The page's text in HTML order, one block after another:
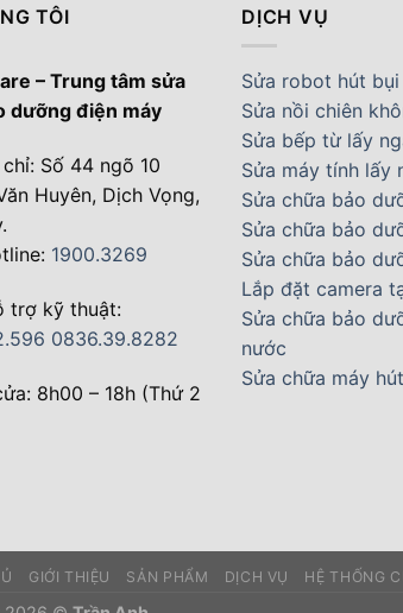
TÔI
– Trung tâm sửa
dưỡng điện máy
Số 44 ngõ 10
Huyên, Dịch Vọng,
1900.3269
trợ kỹ thuật:
0836.39.8282
8h00 – 18h (Thứ 2
DỊCH VỤ
Sửa robot hút bụi
Sửa nồi chiên
Sửa bếp từ lấy
Sửa máy tính lấy
Sửa chữa bảo
Sửa chữa bảo
Sửa chữa bảo
Lắp đặt camera
Sửa chữa bảo
nước
Sửa chữa máy
GIỚI THIỆU SẢN PHẨM DỊCH VỤ HỆ THỐNG